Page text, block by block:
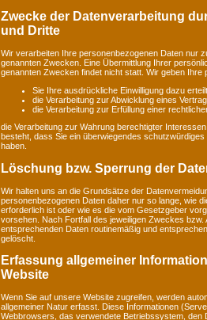
Zwecke der Datenverarbeitung
und Dritte
Wir verarbeiten Ihre personenbezogenen Daten nur
genannten Zwecken. Eine Übermittlung Ihrer
genannten Zwecken findet nicht statt. Wir geben Ihre
Sie Ihre ausdrückliche Einwilligung dazu
die Verarbeitung zur Abwicklung eines
die Verarbeitung zur Erfüllung einer
die Verarbeitung zur Wahrung berechtigter
besteht, dass Sie ein überwiegendes
haben.
Löschung bzw. Sperrung der
Wir halten uns an die Grundsätze der
personenbezogenen Daten daher nur so lange, wie
erforderlich ist oder wie es die vom Gesetzgeber
vorsehen. Nach Fortfall des jeweiligen Zweckes
entsprechenden Daten routinemäßig und
gelöscht.
Erfassung allgemeiner
Website
Wenn Sie auf unsere Website zugreifen, werden
allgemeiner Natur erfasst. Diese Informationen
Webbrowsers, das verwendete Betriebssystem, den